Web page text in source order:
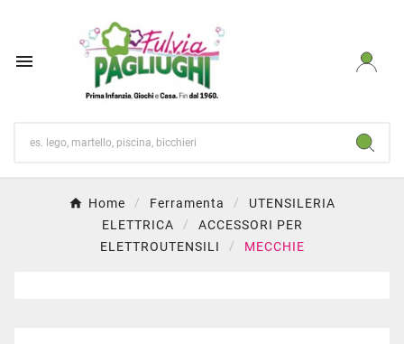

Home Ferramenta
UTENSILERIA
ELETTRICA
ACCESSORI PER
ELETTROUTENSILI
MECCHIE